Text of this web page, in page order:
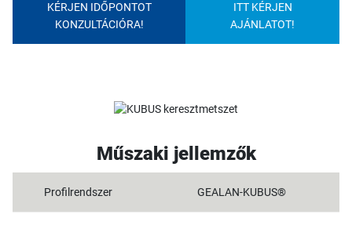
KÉRJEN IDŐPONTOT
KONZULTÁCIÓRA!
ITT KÉRJEN
AJÁNLATOT!
Műszaki jellemzők
Profilrendszer GEALAN-KUBUS®